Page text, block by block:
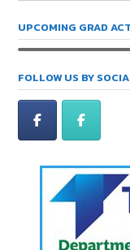
UPCOMING GRAD
FOLLOW US BY